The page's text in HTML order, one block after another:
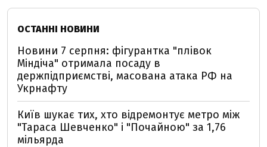
ОСТАННІ НОВИНИ
Новини 7 серпня: фігурантка "плівок
Міндіча" отримала посаду в
держпідприємстві, масована атака РФ на
Укрнафту
Київ шукає тих, хто відремонтує метро між
"Тараса Шевченко" і "Почайною" за 1,76
мільярда